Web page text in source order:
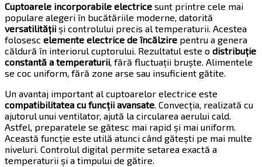
Cuptoarele incorporabile electrice sunt printre cele mai
populare alegeri în bucătăriile moderne, datorită
versatilității și controlului precis al temperaturii. Acestea
folosesc elemente electrice de încălzire pentru a genera
căldură în interiorul cuptorului. Rezultatul este o distribuție
constantă a temperaturii, fără fluctuații bruște. Alimentele
se coc uniform, fără zone arse sau insuficient gătite.
Un avantaj important al cuptoarelor electrice este
compatibilitatea cu funcții avansate. Convecția, realizată cu
ajutorul unui ventilator, ajută la circularea aerului cald.
Astfel, preparatele se gătesc mai rapid și mai uniform.
Această funcție este utilă atunci când gătești pe mai multe
niveluri. Controlul digital permite setarea exactă a
temperaturii și a timpului de gătire.